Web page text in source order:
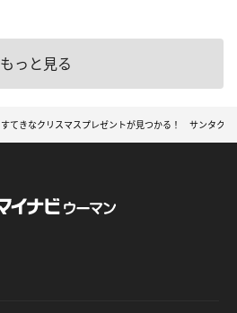
もっと見る
すてきなクリスマスプレゼントが見つかる！ サンタク